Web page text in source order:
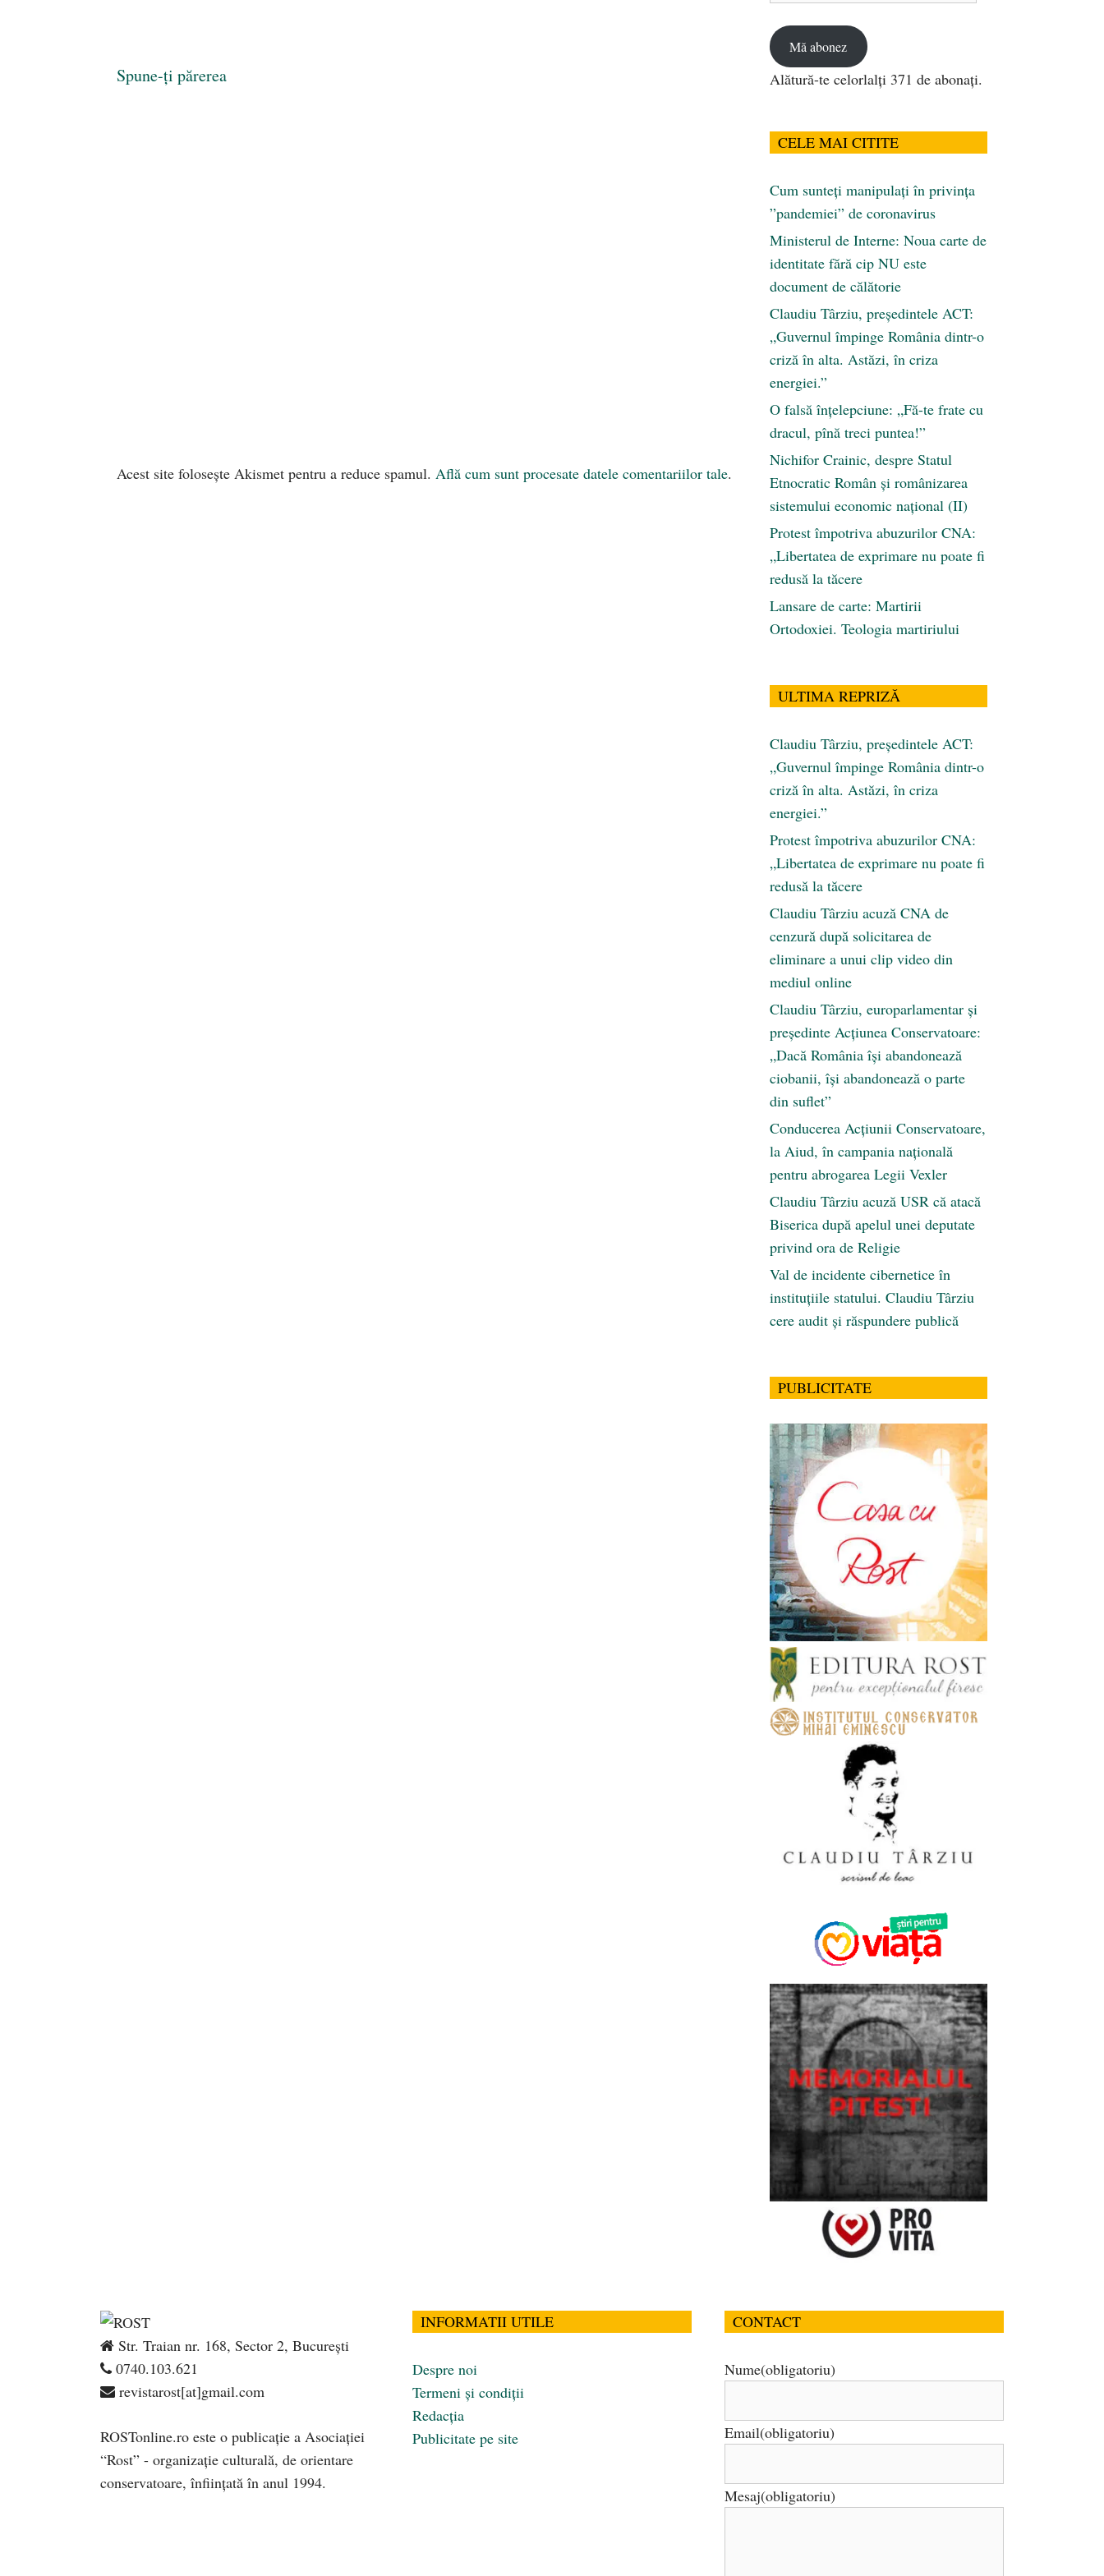
Spune-ți părerea
Acest site folosește Akismet pentru a reduce spamul. Află cum sunt procesate datele comentariilor tale.
Mă abonez
Alătură-te celorlalți 371 de abonați.
CELE MAI CITITE
Cum sunteți manipulați în privința
”pandemiei” de coronavirus
Ministerul de Interne: Noua carte de
identitate fără cip NU este
document de călătorie
Claudiu Târziu, președintele ACT:
„Guvernul împinge România dintr-o
criză în alta. Astăzi, în criza
energiei.”
O falsă înțelepciune: „Fă-te frate cu
dracul, pînă treci puntea!”
Nichifor Crainic, despre Statul
Etnocratic Român şi românizarea
sistemului economic naţional (II)
Protest împotriva abuzurilor CNA:
„Libertatea de exprimare nu poate fi
redusă la tăcere
Lansare de carte: Martirii
Ortodoxiei. Teologia martiriului
ULTIMA REPRIZĂ
Claudiu Târziu, președintele ACT:
„Guvernul împinge România dintr-o
criză în alta. Astăzi, în criza
energiei.”
Protest împotriva abuzurilor CNA:
„Libertatea de exprimare nu poate fi
redusă la tăcere
Claudiu Târziu acuză CNA de
cenzură după solicitarea de
eliminare a unui clip video din
mediul online
Claudiu Târziu, europarlamentar și
președinte Acțiunea Conservatoare:
„Dacă România își abandonează
ciobanii, își abandonează o parte
din suflet”
Conducerea Acțiunii Conservatoare,
la Aiud, în campania națională
pentru abrogarea Legii Vexler
Claudiu Târziu acuză USR că atacă
Biserica după apelul unei deputate
privind ora de Religie
Val de incidente cibernetice în
instituțiile statului. Claudiu Târziu
cere audit și răspundere publică
PUBLICITATE
Str. Traian nr. 168, Sector 2, București
0740.103.621
revistarost[at]gmail.com
ROSTonline.ro este o publicaţie a Asociaţiei
“Rost” - organizaţie culturală, de orientare
conservatoare, înfiinţată în anul 1994.
INFORMATII UTILE
Despre noi
Termeni și condiții
Redacția
Publicitate pe site
CONTACT
Nume(obligatoriu)
Email(obligatoriu)
Mesaj(obligatoriu)